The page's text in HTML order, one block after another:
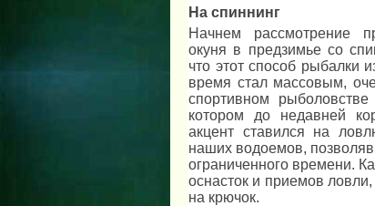
На спиннинг
Начнем рассмотрение
окуня в предзимье со
что этот способ рыбалки
время стал массовым,
спортивном
котором до недавней
акцент ставился на
наших водоемов,
ограниченного времени.
оснасток и приемов
на крючок.